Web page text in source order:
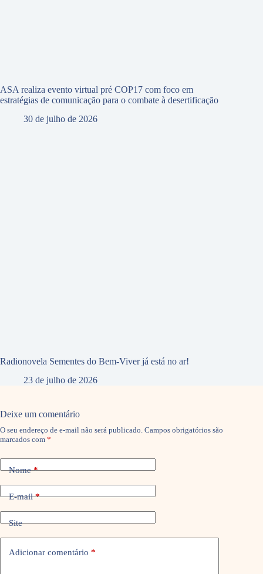
ASA realiza evento virtual pré COP17 com foco em
estratégias de comunicação para o combate à desertificação
30 de julho de 2026
Radionovela Sementes do Bem-Viver já está no ar!
23 de julho de 2026
Deixe um comentário
O seu endereço de e-mail não será publicado. Campos obrigatórios são
marcados com *
Nome*
E-mail*
Site
Adicionar comentário *